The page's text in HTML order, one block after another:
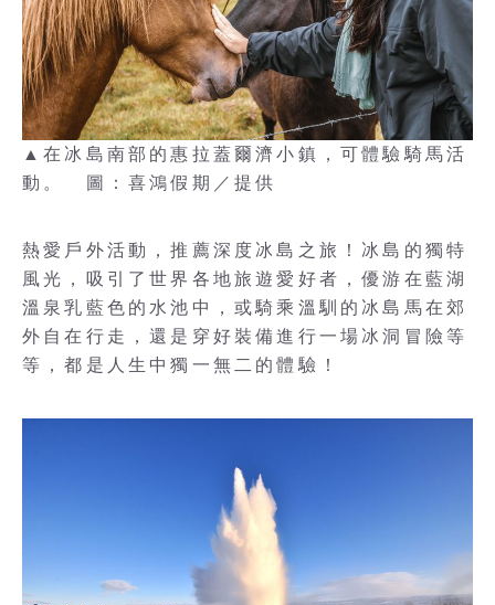
▲在冰島南部的惠拉蓋爾濟小鎮，可體驗騎馬活
動。 圖：喜鴻假期／提供
熱愛戶外活動，推薦深度冰島之旅！冰島的獨特
風光，吸引了世界各地旅遊愛好者，優游在藍湖
溫泉乳藍色的水池中，或騎乘溫馴的冰島馬在郊
外自在行走，還是穿好裝備進行一場冰洞冒險等
等，都是人生中獨一無二的體驗！